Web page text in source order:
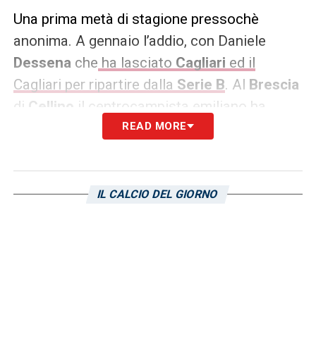
Una prima metà di stagione pressochè
anonima. A gennaio l’addio, con Daniele
Dessena che ha lasciato Cagliari ed il
Cagliari per ripartire dalla Serie B. Al Brescia
di Cellino
il centrocampista emiliano ha
portato esperienza ed a fine stagione proprio
delle rondinelle dopo 8 anni. QuellaSerie Ain
cui, con la maglia del Cagliari, negli ultimi due
READ MORE
IL CALCIO DEL GIORNO